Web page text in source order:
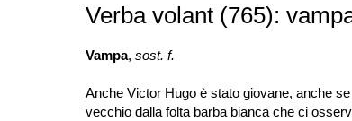
Verba volant (765):
Vampa, sost. f.
Anche Victor Hugo è stato giovane, anche
vecchio dalla folta barba bianca che ci